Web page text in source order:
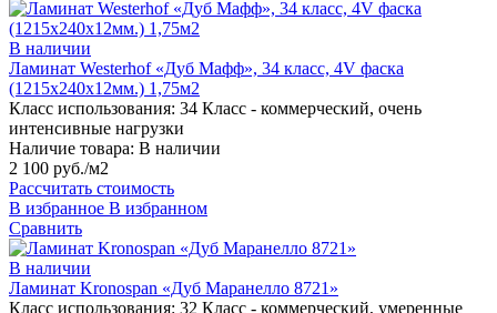
В наличии
Ламинат Westerhof «Дуб Мафф», 34 класс, 4V фаска
(1215х240х12мм.) 1,75м2
Класс использования: 34 Класс - коммерческий, очень
интенсивные нагрузки
Наличие товара: В наличии
2 100 руб./м2
Рассчитать стоимость
В избранное В избранном
Сравнить
В наличии
Ламинат Kronospan «Дуб Маранелло 8721»
Класс использования: 32 Класс - коммерческий, умеренные